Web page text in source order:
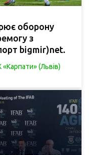
оборону
з
bigmir)net.
(Львів)